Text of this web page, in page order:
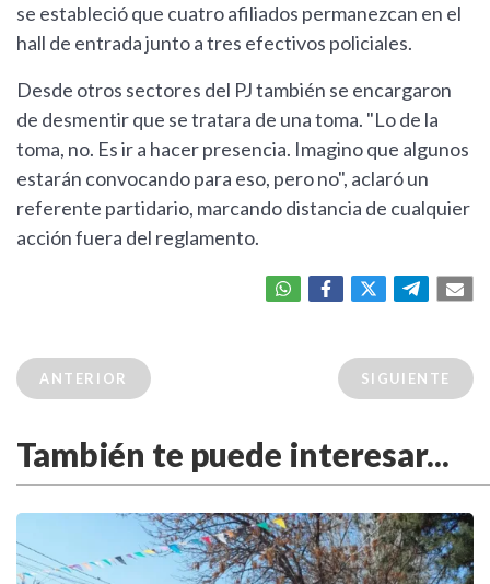
se estableció que cuatro afiliados permanezcan en el
hall de entrada junto a tres efectivos policiales.
Desde otros sectores del PJ también se encargaron
de desmentir que se tratara de una toma. "Lo de la
toma, no. Es ir a hacer presencia. Imagino que algunos
estarán convocando para eso, pero no", aclaró un
referente partidario, marcando distancia de cualquier
acción fuera del reglamento.
ANTERIOR SIGUIENTE
También te puede interesar...